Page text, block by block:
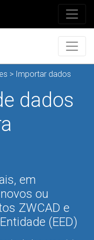
> Importar dados
dados
em
ou
ZWCAD e
(EED)